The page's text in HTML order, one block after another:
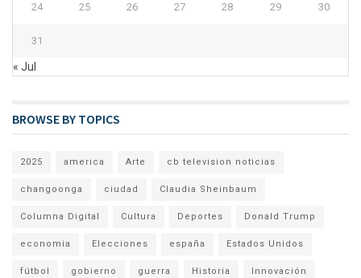
24 25 26 27 28 29 30
31
« Jul
BROWSE BY TOPICS
2025 america Arte cb television noticias
changoonga ciudad Claudia Sheinbaum
Columna Digital Cultura Deportes Donald Trump
economia Elecciones españa Estados Unidos
fútbol gobierno guerra Historia Innovación